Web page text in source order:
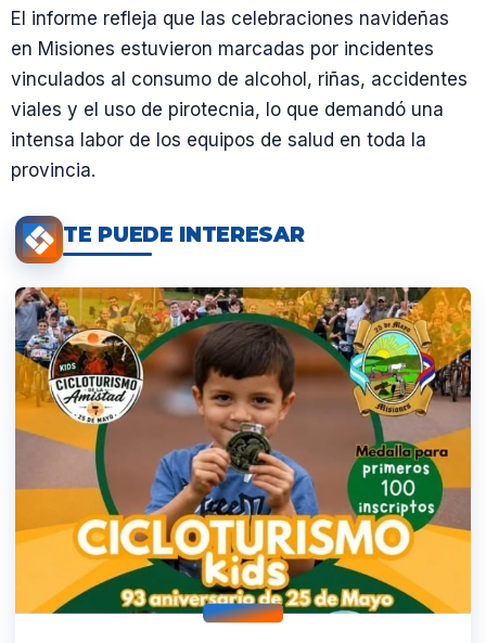
El informe refleja que las celebraciones navideñas
en Misiones estuvieron marcadas por incidentes
vinculados al consumo de alcohol, riñas, accidentes
viales y el uso de pirotecnia, lo que demandó una
intensa labor de los equipos de salud en toda la
provincia.
TE PUEDE INTERESAR